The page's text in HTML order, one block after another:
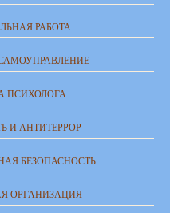
РАБОТА
ПСИХОЛОГА
И АНТИТЕРРОР
БЕЗОПАСНОСТЬ
ОРГАНИЗАЦИЯ